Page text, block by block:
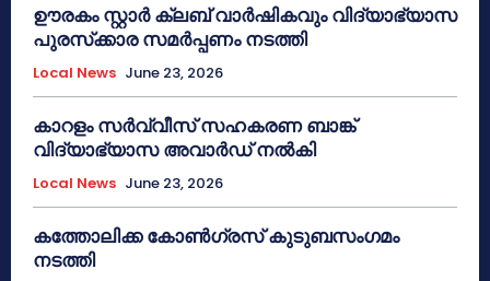
ഊരകം സ്റ്റാർ ക്ലബ് വാർഷികവും വിദ്യാഭ്യാസ
പുരസ്‌ക്കാര സമർപ്പണം നടത്തി
Local News June 23, 2026
കാറളം സർവ്വീസ് സഹകരണ ബാങ്ക്
വിദ്യാഭ്യാസ അവാർഡ് നൽകി
Local News June 23, 2026
കത്തോലിക്ക കോൺഗ്രസ് കുടുബസംഗമം
നടത്തി